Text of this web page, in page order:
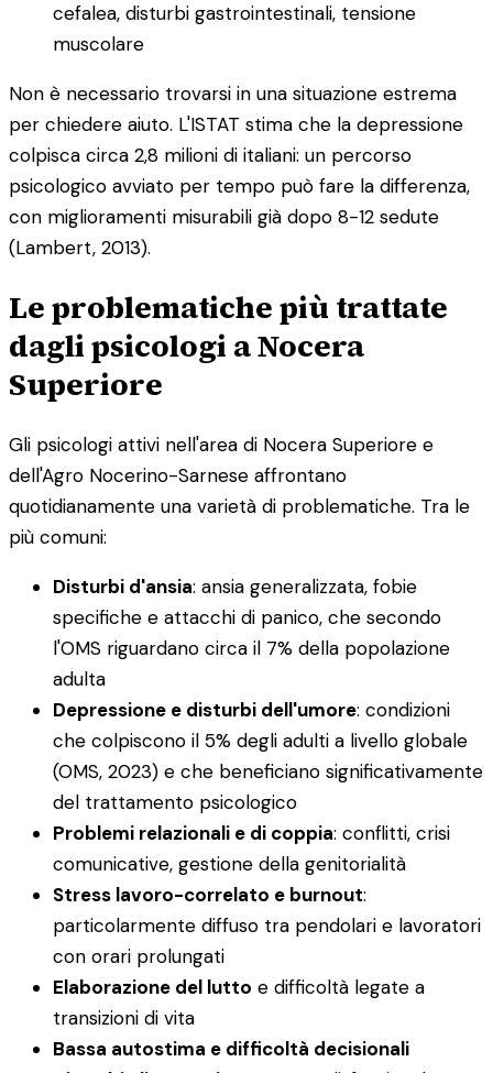
cefalea, disturbi gastrointestinali, tensione
muscolare
Non è necessario trovarsi in una situazione estrema
per chiedere aiuto. L'ISTAT stima che la depressione
colpisca circa 2,8 milioni di italiani: un percorso
psicologico avviato per tempo può fare la differenza,
con miglioramenti misurabili già dopo 8-12 sedute
(Lambert, 2013).
Le problematiche più trattate
dagli psicologi a Nocera
Superiore
Gli psicologi attivi nell'area di Nocera Superiore e
dell'Agro Nocerino-Sarnese affrontano
quotidianamente una varietà di problematiche. Tra le
più comuni:
Disturbi d'ansia: ansia generalizzata, fobie
specifiche e attacchi di panico, che secondo
l'OMS riguardano circa il 7% della popolazione
adulta
Depressione e disturbi dell'umore: condizioni
che colpiscono il 5% degli adulti a livello globale
(OMS, 2023) e che beneficiano significativamente
del trattamento psicologico
Problemi relazionali e di coppia: conflitti, crisi
comunicative, gestione della genitorialità
Stress lavoro-correlato e burnout:
particolarmente diffuso tra pendolari e lavoratori
con orari prolungati
Elaborazione del lutto e difficoltà legate a
transizioni di vita
Bassa autostima e difficoltà decisionali